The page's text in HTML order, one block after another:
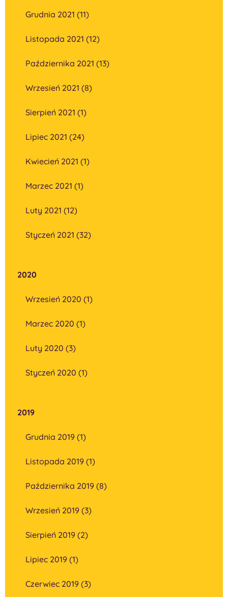
Grudnia 2021 (11)
Listopada 2021 (12)
Października 2021 (13)
Wrzesień 2021 (8)
Sierpień 2021 (1)
Lipiec 2021 (24)
Kwiecień 2021 (1)
Marzec 2021 (1)
Luty 2021 (12)
Styczeń 2021 (32)
2020
Wrzesień 2020 (1)
Marzec 2020 (1)
Luty 2020 (3)
Styczeń 2020 (1)
2019
Grudnia 2019 (1)
Listopada 2019 (1)
Października 2019 (8)
Wrzesień 2019 (3)
Sierpień 2019 (2)
Lipiec 2019 (1)
Czerwiec 2019 (3)